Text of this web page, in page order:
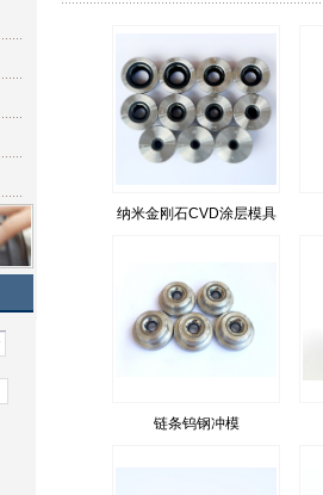
纳米金刚石CVD涂层模具
链条钨钢冲模